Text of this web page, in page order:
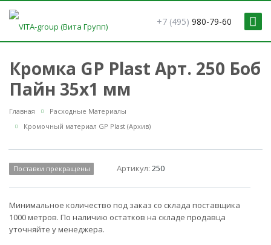
+7 (495) 980-79-60
Кромка GP Plast Арт. 250 Боб
Пайн 35x1 мм
Главная
Расходные Материалы
Кромочный материал GP Plast (Архив)
Поставки прекращены Артикул:250
Минимальное количество под заказ со склада поставщика
1000 метров. По наличию остатков на складе продавца
уточняйте у менеджера.